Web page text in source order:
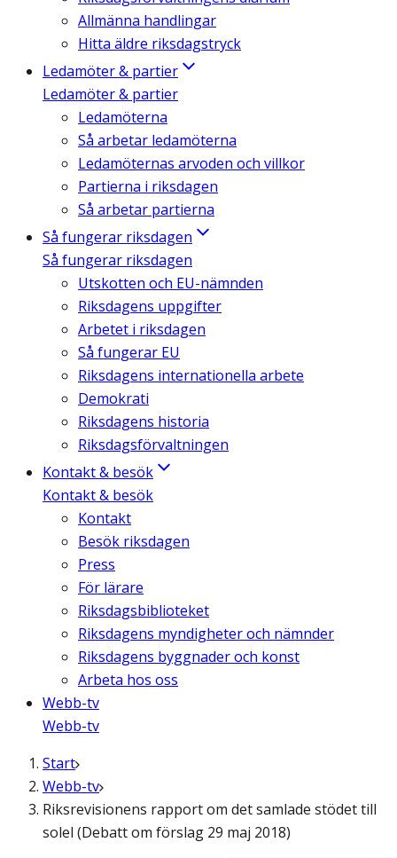
Allmänna handlingar
Hitta äldre riksdagstryck
Ledamöter & partier
Ledamöter & partier
Ledamöterna
Så arbetar ledamöterna
Ledamöternas arvoden och villkor
Partierna i riksdagen
Så arbetar partierna
Så fungerar riksdagen
Så fungerar riksdagen
Utskotten och EU-nämnden
Riksdagens uppgifter
Arbetet i riksdagen
Så fungerar EU
Riksdagens internationella arbete
Demokrati
Riksdagens historia
Riksdagsförvaltningen
Kontakt & besök
Kontakt & besök
Kontakt
Besök riksdagen
Press
För lärare
Riksdagsbiblioteket
Riksdagens myndigheter och nämnder
Riksdagens byggnader och konst
Arbeta hos oss
Webb-tv
Webb-tv
Start
Webb-tv
Riksrevisionens rapport om det samlade stödet till
solel (Debatt om förslag 29 maj 2018)